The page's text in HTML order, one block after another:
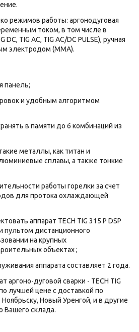
режимов работы: аргонодуговая
током, в том числе в
TIG AC, TIG AC/DC PULSE), ручная
электродом (ММА).
панель;
и удобным алгоритмом
в памяти до 6 комбинаций из
металлы, как титан и
сплавы, а также тонкие
работы горелки за счет
для протока охлаждающей
аппарат TECH TIG 315 P DSP
пультом дистанционного
на крупных
объектах ;
аппарата составляет 2 года.
аргоно-дуговой сварки - TECH TIG
лучшей цене с доставкой по
Новый Уренгой, и в другие
склада.